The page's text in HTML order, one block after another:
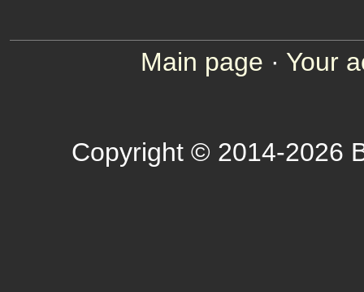
Main page · Your
Copyright © 2014-2026